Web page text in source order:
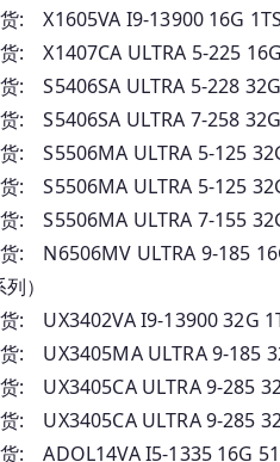
货: X1605VA I9-13900 16G
货: X1407CA ULTRA 5-225
货: S5406SA ULTRA 5-228
货: S5406SA ULTRA 7-258
货: S5506MA ULTRA 5-125
货: S5506MA ULTRA 5-125
货: S5506MA ULTRA 7-155
货: N6506MV ULTRA 9-185
）
货: UX3402VA I9-13900
货: UX3405MA ULTRA 9-
货: UX3405CA ULTRA 9-285
货: UX3405CA ULTRA 9-285
货: ADOL14VA I5-1335 16G